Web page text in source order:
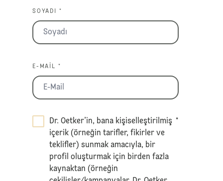
SOYADI *
E-MAIL *
Dr. Oetker’in, bana kişiselleştirilmiş
içerik (örneğin tarifler, fikirler ve
teklifler) sunmak amacıyla, bir
profil oluşturmak için birden fazla
kaynaktan (örneğin
*